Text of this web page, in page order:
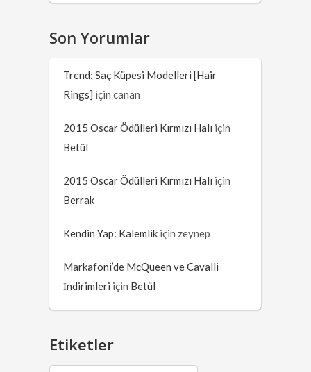
Son Yorumlar
Trend: Saç Küpesi Modelleri [Hair
Rings] içincanan
2015 Oscar Ödülleri Kırmızı Halı için
Betül
2015 Oscar Ödülleri Kırmızı Halı için
Berrak
Kendin Yap: Kalemlik için zeynep
Markafoni’de McQueen ve Cavalli
İndirimleri için Betül
Etiketler